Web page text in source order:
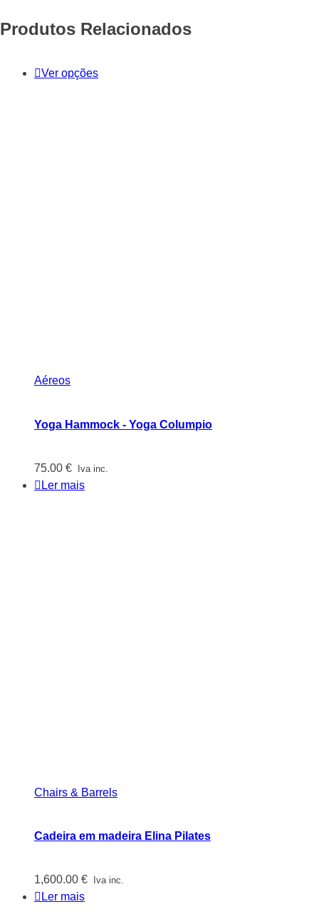
Produtos Relacionados
Ver opções
Aéreos
Yoga Hammock - Yoga Columpio
75.00 € Iva inc.
Ler mais
Chairs & Barrels
Cadeira em madeira Elina Pilates
1,600.00 € Iva inc.
Ler mais